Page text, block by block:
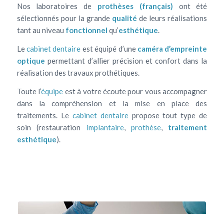
Nos laboratoires de prothèses (français) ont été
sélectionnés pour la grandequalité de leurs réalisations
tant au niveau fonctionnel qu’esthétique.
Lecabinet dentaire est équipé d’une caméra d’empreinte
optique permettant d’allier précision et confort dans la
réalisation des travaux prothétiques.
Toute l’équipe est à votre écoute pour vous accompagner
dans la compréhension et la mise en place des
traitements. Le cabinet dentairepropose tout type de
soin (restauration implantaire, prothèse, traitement
esthétique).